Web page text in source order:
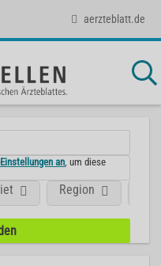
aerzteblatt.de
an , um diese
Region